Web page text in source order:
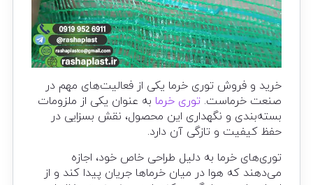
خرید و فروش توری خرما یکی از فعالیت‌های مهم در
صنعت خرماست.توری خرما به عنوان یکی از ملزومات
بسته‌بندی و نگهداری این محصول، نقش بسزایی در
حفظ کیفیت و تازگی آن دارد.
توری‌های خرما به دلیل طراحی خاص خود، اجازه
می‌دهند که هوا در میان خرماها جریان پیدا کند و از